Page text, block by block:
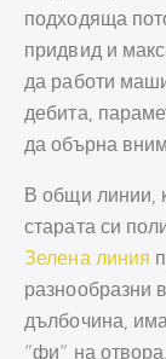
подходяща
придвид и
да работи
дебита,
да обърна
В общи линии,
старата си
Зелена линия
разнообразни
дълбочина,
“фи“ на